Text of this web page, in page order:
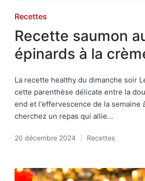
Posted
in
Recettes
Recette saumon
épinards à la
La recette healthy du dimanche soir
cette parenthèse délicate entre la
end et l'effervescence de la semaine
cherchez un repas qui allie…
20 décembre 2024
Posted
Recettes